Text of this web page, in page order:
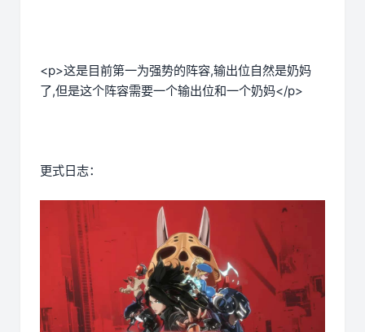
<p>这是目前第一为强势的阵容,输出位自然是奶妈
了,但是这个阵容需要一个输出位和一个奶妈</p>
更式日志：